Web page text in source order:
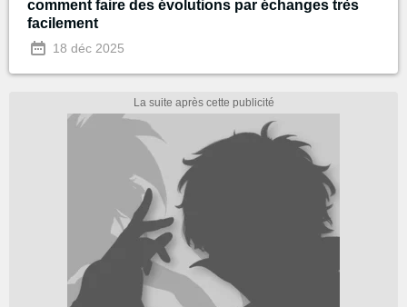
comment faire des évolutions par échanges très
facilement
18 déc 2025